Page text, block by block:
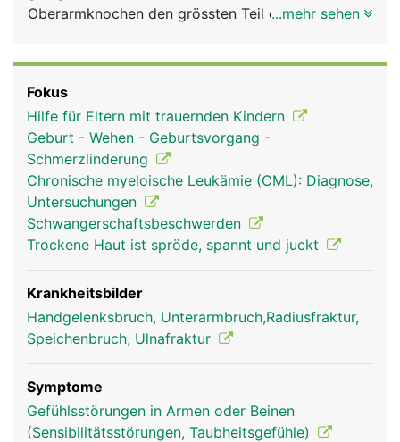
Rubriken
Oberarmknochen den grössten Teil des
Ulna Frau Ulna Mann
...mehr sehen
Fokus
Hilfe für Eltern mit trauernden Kindern
Geburt - Wehen - Geburtsvorgang -
Schmerzlinderung
Chronische myeloische Leukämie (CML): Diagnose,
Untersuchungen
Schwangerschaftsbeschwerden
Trockene Haut ist spröde, spannt und juckt
Krankheitsbilder
Handgelenksbruch, Unterarmbruch,Radiusfraktur,
Speichenbruch, Ulnafraktur
Symptome
Gefühlsstörungen in Armen oder Beinen
(Sensibilitätsstörungen, Taubheitsgefühle)